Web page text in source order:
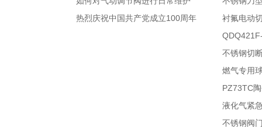
热烈庆祝中国共产党成立100周年
衬氟电动
不锈钢切
燃气专用
PZ73TC
液化气紧
不锈钢阀